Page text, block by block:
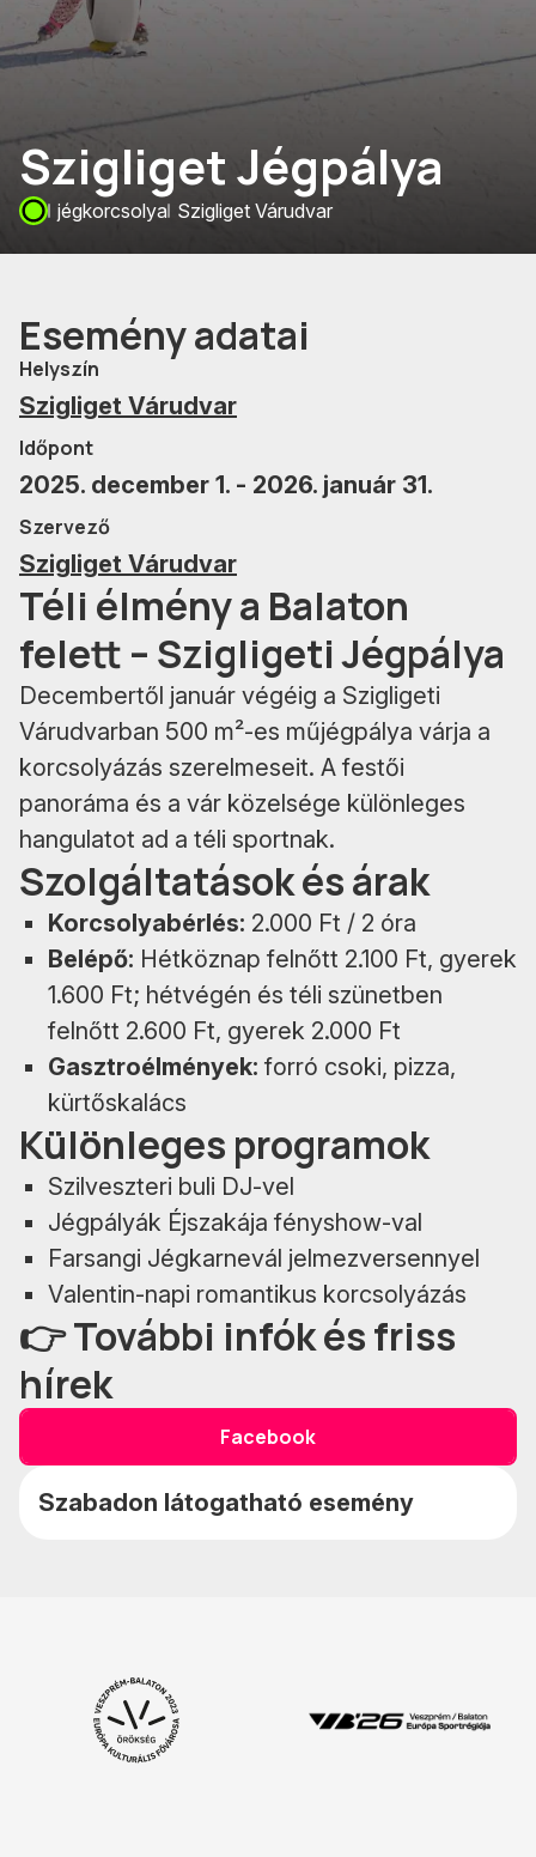
Szigliget Jégpálya
jégkorcsolya Szigliget Várudvar
Esemény adatai
Helyszín
Szigliget Várudvar
Időpont
2025. december 1. - 2026. január 31.
Szervező
Szigliget Várudvar
Téli élmény a Balaton
felett – Szigligeti Jégpálya
Decembertől január végéig a Szigligeti
Várudvarban 500 m²-es műjégpálya várja a
korcsolyázás szerelmeseit. A festői
panoráma és a vár közelsége különleges
hangulatot ad a téli sportnak.
Szolgáltatások és árak
Korcsolyabérlés: 2.000 Ft / 2 óra
Belépő: Hétköznap felnőtt 2.100 Ft, gyerek
1.600 Ft; hétvégén és téli szünetben
felnőtt 2.600 Ft, gyerek 2.000 Ft
Gasztroélmények: forró csoki, pizza,
kürtőskalács
Különleges programok
Szilveszteri buli DJ-vel
Jégpályák Éjszakája fényshow-val
Farsangi Jégkarnevál jelmezversennyel
Valentin-napi romantikus korcsolyázás
👉 További infók és friss
hírek
Facebook
Szabadon látogatható esemény